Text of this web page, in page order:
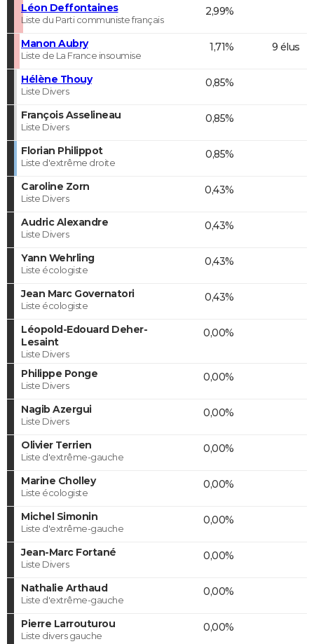
Léon Deffontaines
Liste du Parti communiste français
2,99%
Manon Aubry
Liste de La France insoumise
1,71% 9 élus
Hélène Thouy
Liste Divers
0,85%
François Asselineau
Liste Divers
0,85%
Florian Philippot
Liste d'extrême droite
0,85%
Caroline Zorn
Liste Divers
0,43%
Audric Alexandre
Liste Divers
0,43%
Yann Wehrling
Liste écologiste
0,43%
Jean Marc Governatori
Liste écologiste
0,43%
Léopold-Edouard Deher-
Lesaint
Liste Divers
0,00%
Philippe Ponge
Liste Divers
0,00%
Nagib Azergui
Liste Divers
0,00%
Olivier Terrien
Liste d'extrême-gauche
0,00%
Marine Cholley
Liste écologiste
0,00%
Michel Simonin
Liste d'extrême-gauche
0,00%
Jean-Marc Fortané
Liste Divers
0,00%
Nathalie Arthaud
Liste d'extrême-gauche
0,00%
Pierre Larrouturou
Liste divers gauche
0,00%